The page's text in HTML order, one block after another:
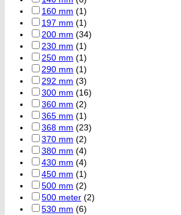
160 mm (1)
197 mm (1)
200 mm (34)
230 mm (1)
250 mm (1)
290 mm (1)
292 mm (3)
300 mm (16)
360 mm (2)
365 mm (1)
368 mm (23)
370 mm (2)
380 mm (4)
430 mm (4)
450 mm (1)
500 mm (2)
500 meter (2)
530 mm (6)